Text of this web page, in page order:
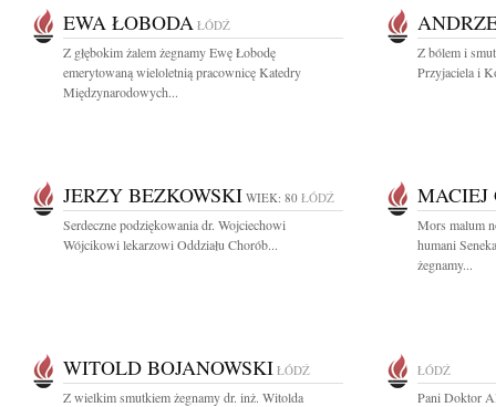
EWA ŁOBODA ŁÓDŹ
Z głębokim żalem żegnamy Ewę Łobodę
emerytowaną wieloletnią pracownicę Katedry
Międzynarodowych...
Z bólem i
Przyjaciela i
JERZY BEZKOWSKI WIEK: 80 ŁÓDŹ
Serdeczne podziękowania dr. Wojciechowi
Wójcikowi lekarzowi Oddziału Chorób...
MACIEJ
Mors malum
humani
żegnamy...
WITOLD BOJANOWSKI ŁÓDŹ
Z wielkim smutkiem żegnamy dr. inż. Witolda
ŁÓDŹ
Pani Doktor